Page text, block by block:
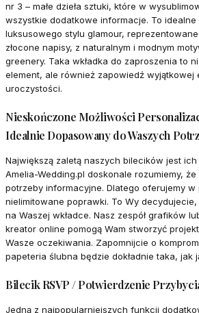
nr 3 – małe dzieła sztuki, które w
wszystkie dodatkowe informacje. To idealne
luksusowego stylu glamour,
złocone napisy, z naturalnym i modnym
greenery. Taka wkładka do zaproszenia to
element, ale również zapowiedź wyjątkowej
uroczystości.
Nieskończone Możliwości
Idealnie Dopasowany do Waszych
Największą zaletą naszych bilecików jest
Amelia-Wedding.pl doskonale rozumiemy,
potrzeby informacyjne. Dlatego oferujemy w
nielimitowane poprawki. To Wy
na Waszej wkładce. Nasz zespół grafików
kreator online pomogą Wam stworzyć
Wasze oczekiwania. Zapomnijcie o
papeteria ślubna będzie dokładnie taka, jak
Bilecik RSVP / Potwierdzenie
Jedną z najpopularniejszych funkcji